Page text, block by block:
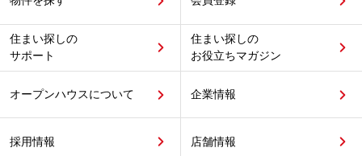
住まい探しの
サポート
住まい探しの
お役立ちマガジン
オープンハウスについて 企業情報
採用情報 店舗情報